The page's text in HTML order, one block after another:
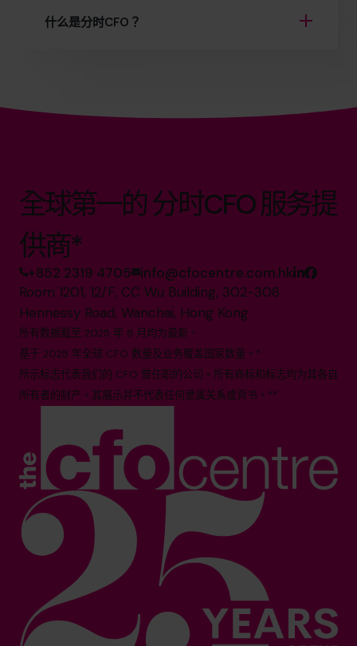
什么是分时CFO？
全球第一的 分时CFO 服务提
供商*
+852 2319 4705 info@cfocentre.com.hk
Room 1201, 12/F, CC Wu Building, 302-308
Hennessy Road, Wanchai, Hong Kong
所有数据截至 2025 年 8 月均为最新。
基于 2025 年全球 CFO 数量及业务覆盖国家数量。*
所示标志代表我们的 CFO 曾任职的公司。所有商标和标志均为其各自
所有者的财产。其展示并不代表任何隶属关系或背书。**